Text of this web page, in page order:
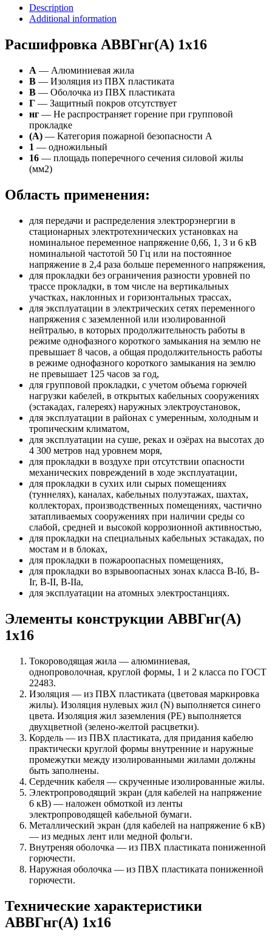
Description
Additional information
Расшифровка АВВГнг(А) 1х16
А — Алюминиевая жила
В — Изоляция из ПВХ пластиката
В — Оболочка из ПВХ пластиката
Г — Защитный покров отсутствует
нг — Не распространяет горение при групповой
прокладке
(А) — Категория пожарной безопасности A
1 — одножильный
16 — площадь поперечного сечения силовой жилы
(мм2)
Область применения:
для передачи и распределения электрорэнергии в
стационарных электротехнических установках на
номинальное переменное напряжение 0,66, 1, 3 и 6 кВ
номинальной частотой 50 Гц или на постоянное
напряжение в 2,4 раза больше переменного напряжения,
для прокладки без ограничения разности уровней по
трассе прокладки, в том числе на вертикальных
участках, наклонных и горизонтальных трассах,
для эксплуатации в электрических сетях переменного
напряжения с заземленной или изолированной
нейтралью, в которых продолжительность работы в
режиме однофазного короткого замыкания на землю не
превышает 8 часов, а общая продолжительность работы
в режиме однофазного короткого замыкания на землю
не превышает 125 часов за год,
для групповой прокладки, с учетом объема горючей
нагрузки кабелей, в открытых кабельных сооружениях
(эстакадах, галереях) наружных электроустановок,
для эксплуатации в районах с умеренным, холодным и
тропическим климатом,
для эксплуатации на суше, реках и озёрах на высотах до
4 300 метров над уровнем моря,
для прокладки в воздухе при отсутствии опасности
механических повреждений в ходе эксплуатации,
для прокладки в сухих или сырых помещениях
(туннелях), каналах, кабельных полуэтажах, шахтах,
коллекторах, производственных помещениях, частично
затапливаемых сооружениях при наличии среды со
слабой, средней и высокой коррозионной активностью,
для прокладки на специальных кабельных эстакадах, по
мостам и в блоках,
для прокладки в пожароопасных помещениях,
для прокладки во взрывоопасных зонах класса В-Iб, В-
Iг, В-II, В-IIа,
для эксплуатации на атомных электростанциях.
Элементы конструкции АВВГнг(А)
1х16
Токороводящая жила — алюминиевая,
однопроволочная, круглой формы, 1 и 2 класса по ГОСТ
22483.
Изоляция — из ПВХ пластиката (цветовая маркировка
жилы). Изоляция нулевых жил (N) выполняется синего
цвета. Изоляция жил заземления (PE) выполняется
двухцветной (зелено-желтой расцветки).
Кордель — из ПВХ пластиката, для придания кабелю
практически круглой формы внутренние и наружные
промежутки между изолированными жилами должны
быть заполнены.
Сердечник кабеля — скрученные изолированные жилы.
Электропроводящий экран (для кабелей на напряжение
6 кВ) — наложен обмоткой из ленты
электропроводящей кабельной бумаги.
Металлический экран (для кабелей на напряжение 6 кВ)
— из медных лент или медной фольги.
Внутреняя оболочка — из ПВХ пластиката пониженной
горючести.
Наружная оболочка — из ПВХ пластиката пониженной
горючести.
Технические характеристики
АВВГнг(А) 1х16